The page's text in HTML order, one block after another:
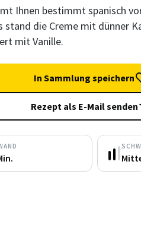
Ihnen bestimmt spanisch
stand die Creme mit dünner
mit Vanille.
In Sammlung speichern
Rezept als E-Mail senden